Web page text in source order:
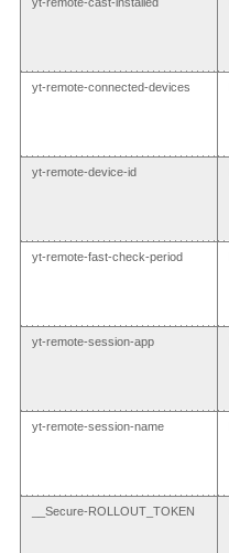
yt-remote-connected-devices
yt-remote-device-id
yt-remote-fast-check-period
yt-remote-session-app
yt-remote-session-name
__Secure-ROLLOUT_TOKEN